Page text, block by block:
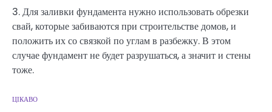
3. Для заливки фундамента нужно использовать обрезки
свай, которые забиваются при строительстве домов, и
положить их со связкой по углам в разбежку. В этом
случае фундамент не будет разрушаться, а значит и стены
тоже.
ЦІКАВО